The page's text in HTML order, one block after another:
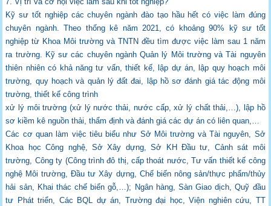
Kỹ sư tốt nghiệp các chuyên ngành đào tạo hầu hết có việc làm đúng
chuyên ngành. Theo thống kê năm 2021, có khoảng 90% kỹ sư tốt
nghiệp từ Khoa Môi trường và TNTN đều tìm được việc làm sau 1 năm
ra trường. Kỹ sư các chuyên ngành Quản lý Môi trường vàTài nguyên
thiên nhiên có khả năng tư vấn, thiết kế, lập dự án, lập quy hoạch môi
trường, quy hoạch và quản lý đất đai, lập hồ sơ đánh giá tác động môi
trường, thiết kế công trình
xử lý môi trường (xử lý nước thải, nước cấp, xử lý chất thải,…), lập hồ
sơ kiềm kê nguồnthải, thẩm định và đánh giá các dự án có liên quan,…
Các cơ quan làm việc tiêu biểu như Sở Môi trường và Tài nguyên, Sở
Khoa học Công nghệ, Sở Xây dựng, Sở KH Đầu tư, Cảnh sát môi
trường, Công ty (Công trình đô thị, cấpthoát nước, Tư vấn thiết kế công
nghệ Môi trường, Đầu tư Xây dựng, Chế biến nông sản/thực phẩm/thủy
hải sản, Khai thác chế biến gỗ,…); Ngân hàng, Sàn Giao dịch, Quỹ đầu
tư Phát triển, Các BQL dự án, Trường đại học, Viện nghiên cứu, TT